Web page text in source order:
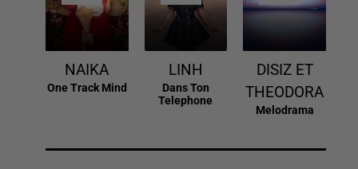
NAIKA
One Track Mind
LINH
Dans Ton
Telephone
DISIZ ET
THEODORA
Melodrama